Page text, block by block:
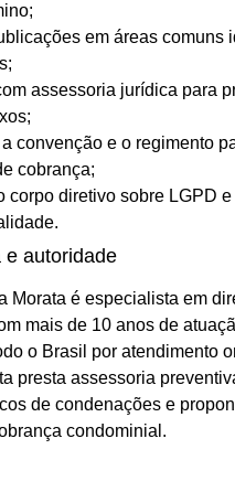
em áreas comuns
assessoria jurídica para
convenção e o regimento
cobrança;
corpo diretivo sobre LGPD
e autoridade
Morata é especialista em
mais de 10 anos de
o Brasil por atendimento
presta assessoria
de condenações e
condominial.